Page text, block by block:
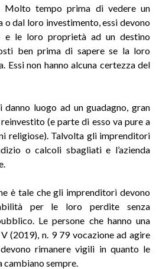
Molto tempo prima di vedere un
o dal loro investimento, essi devono
e le loro proprietà ad un destino
ben prima di sapere se la loro
Essi non hanno alcuna certezza del
luogo ad un guadagno, gran
(e parte di esso va pure a
religiose). Talvolta gli imprenditori
o calcoli sbagliati e l’azienda
è tale che gli imprenditori devono
per le loro perdite senza
Le persone che hanno una
(2019), n. 9 79 vocazione ad agire
rimanere vigili in quanto le
cambiano sempre.